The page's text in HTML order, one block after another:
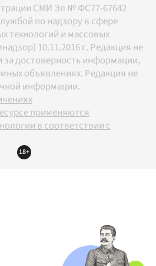
СМИ Эл № ФС77-67642
по надзору в сфере
технологий и массовых
10.11.2016 г. Редакция не
за достоверность информации,
объявлениях. Редакция не
информации.
применяются
в соответствии с
18+